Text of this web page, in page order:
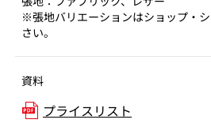
※張地バリエーションはショップ・
さい。
資料
プライスリスト